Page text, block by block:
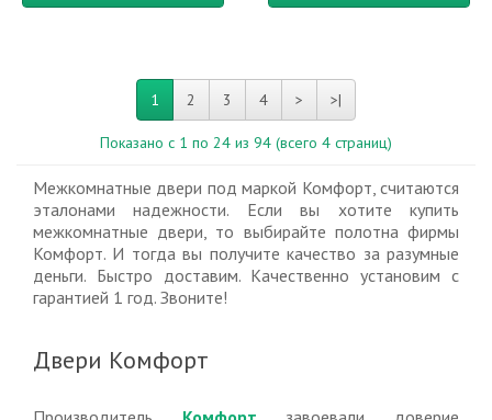
1 2 3 4 > >|
Показано с 1 по 24 из 94 (всего 4 страниц)
Межкомнатные двери под маркой Комфорт, считаются
эталонами надежности. Если вы хотите купить
межкомнатные двери, то выбирайте полотна фирмы
Комфорт. И тогда вы получите качество за разумные
деньги. Быстро доставим. Качественно установим с
гарантией 1 год. Звоните!
Двери Комфорт